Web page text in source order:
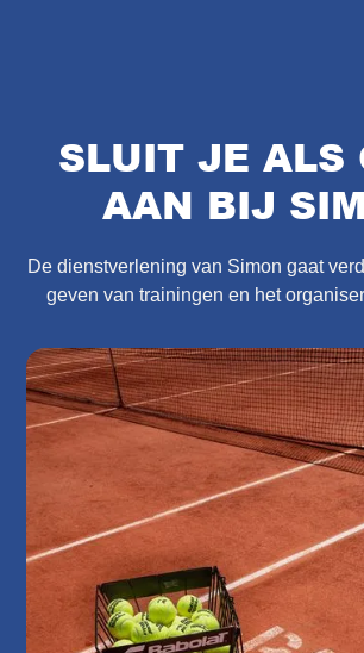
SLUIT JE ALS
AAN BIJ
De dienstverlening van Simon gaat
geven van trainingen en het